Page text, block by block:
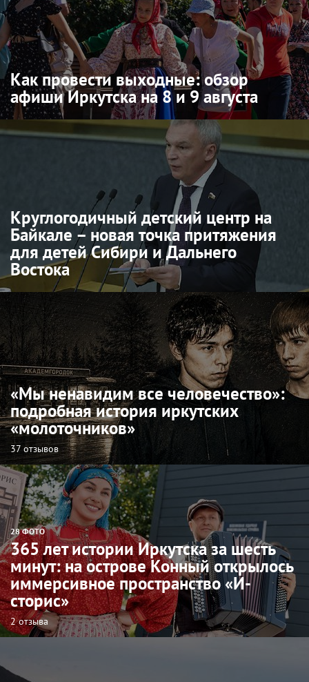
Как провести выходные: обзор
афиши Иркутска на 8 и 9 августа
Круглогодичный детский центр на
Байкале – новая точка притяжения
для детей Сибири и Дальнего
Востока
«Мы ненавидим все человечество»:
подробная история иркутских
«молоточников»
37 отзывов
28 ФОТО
365 лет истории Иркутска за шесть
минут: на острове Конный открылось
иммерсивное пространство «И-
сторис»
2 отзыва